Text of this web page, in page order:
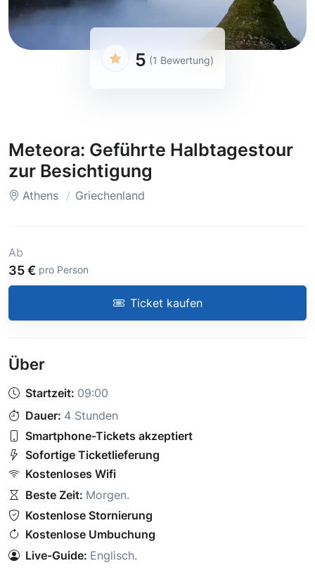
5 (1 Bewertung)
Meteora: Geführte Halbtagestour
zur Besichtigung
Athens Griechenland
Ab
35 € pro Person
Ticket kaufen
Über
Startzeit: 09:00
Dauer: 4 Stunden
Smartphone-Tickets akzeptiert
Sofortige Ticketlieferung
Kostenloses Wifi
Beste Zeit: Morgen.
Kostenlose Stornierung
Kostenlose Umbuchung
Live-Guide: Englisch.